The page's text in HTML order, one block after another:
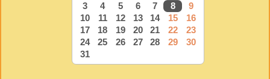
3
4 5 6 7 8
9
10
11 12 13 14 15
16
17
18 19 20 21 22
23
24
25 26 27 28 29
30
31